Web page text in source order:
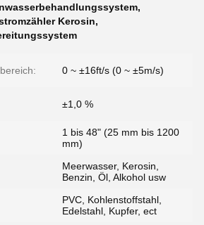
,
Kerosin,
0 ~ ±16ft/s (0 ~ ±5m/s)
±1,0 %
1 bis 48" (25 mm bis 1200
mm)
Meerwasser, Kerosin,
Benzin, Öl, Alkohol usw
PVC, Kohlenstoffstahl,
Edelstahl, Kupfer, ect